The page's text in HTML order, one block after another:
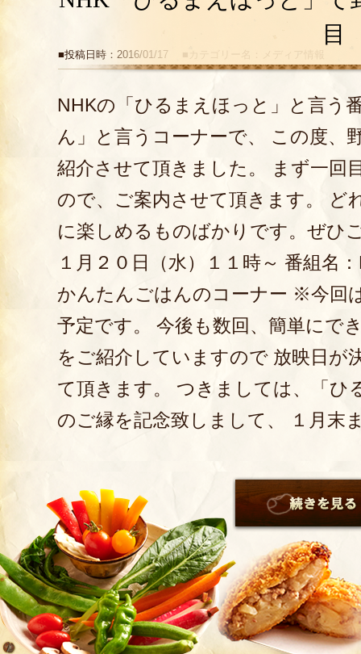
目
■投稿日時：2016/01/17 ■カテゴリー名：メディア情報
NHKの「ひるまえほっと」と言う
ん」と言うコーナーで、 この度、
紹介させて頂きました。 まず一回
ので、ご案内させて頂きます。 ど
に楽しめるものばかりです。ぜひ
１月２０日（水）１１時～ 番組名
かんたんごはんのコーナー ※今回
予定です。 今後も数回、簡単にで
をご紹介していますので 放映日が
て頂きます。 つきましては、「ひ
のご縁を記念致しまして、 １月末